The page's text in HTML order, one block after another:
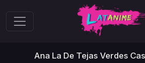
Ana La De Tejas Verdes